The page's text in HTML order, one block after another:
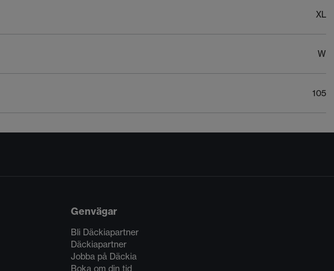
XL
W
105
Genvägar
Bli Däckiapartner
Däckiapartner
Jobba på Däckia
Boka om din tid